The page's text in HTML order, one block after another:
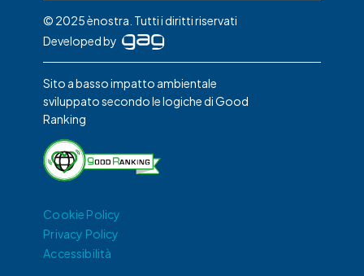
© 2025 ènostra. Tutti i diritti riservati
Developed by
Sito a basso impatto ambientale
sviluppato secondo le logiche di Good
Ranking
Cookie Policy
Privacy Policy
Accessibilità